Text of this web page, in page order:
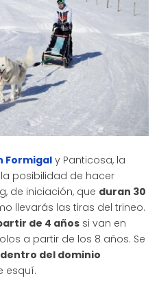
Formigal y Panticosa, la
posibilidad de hacer
de iniciación, que duran 30
llevarás las tiras del trineo.
de 4 años si van en
a partir de los 8 años. Se
del dominio
esquí.